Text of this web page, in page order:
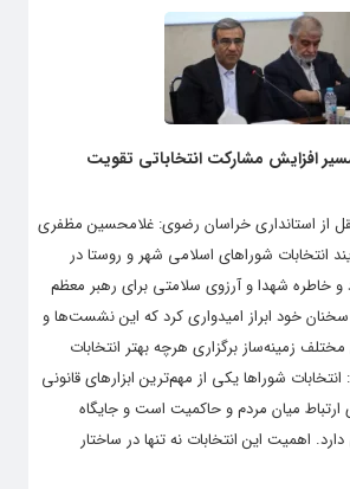
افزایش مشارکت انتخاباتی تقویت
از استانداری خراسان رضوی: غلامحسین مظفری
انتخابات شوراهای اسلامی شهر و روستا در
و خاطره شهدا و آرزوی سلامتی برای رهبر معظم
سخنان خود ابراز امیدواری کرد که این نشست‌ها و
زمینه‌ساز برگزاری هرچه بهتر انتخابات
شوراها یکی از مهم‌ترین ابزارهای قانونی
ارتباط میان مردم و حاکمیت است و جایگاه
اهمیت این انتخابات نه تنها در ساختار